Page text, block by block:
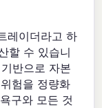
레이더라고 하
할 수 있습니
반으로 자본
험을 정량화
구와 모든 것